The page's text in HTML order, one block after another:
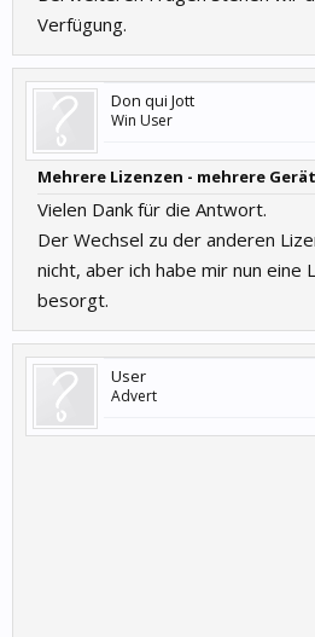
Verfügung.
Don qui Jott
Win User
Mehrere Lizenzen - mehrere
Vielen Dank für die Antwort.
Der Wechsel zu der anderen
nicht, aber ich habe mir nun eine
besorgt.
User
Advert